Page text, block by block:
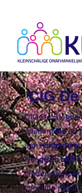
CIG
CIG De Stobbe
residentiële en
aankinderen
Hetgezin blijft
bieden
voor drie pijlers: